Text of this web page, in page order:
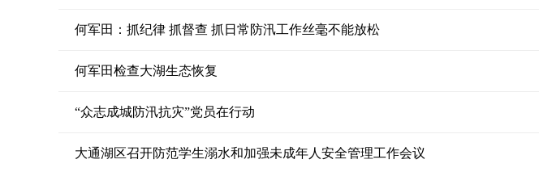
何军田：抓纪律 抓督查 抓日常防汛工作丝毫不能放松
何军田检查大湖生态恢复
“众志成城防汛抗灾”党员在行动
大通湖区召开防范学生溺水和加强未成年人安全管理工作会议